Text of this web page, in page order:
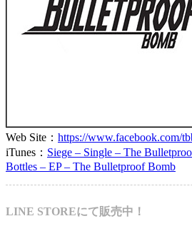
Web Site： https://www.facebook.com/
iTunes： Siege – Single – The
Bottles – EP – The Bulletproof Bomb
LINE STOREにて販売中！